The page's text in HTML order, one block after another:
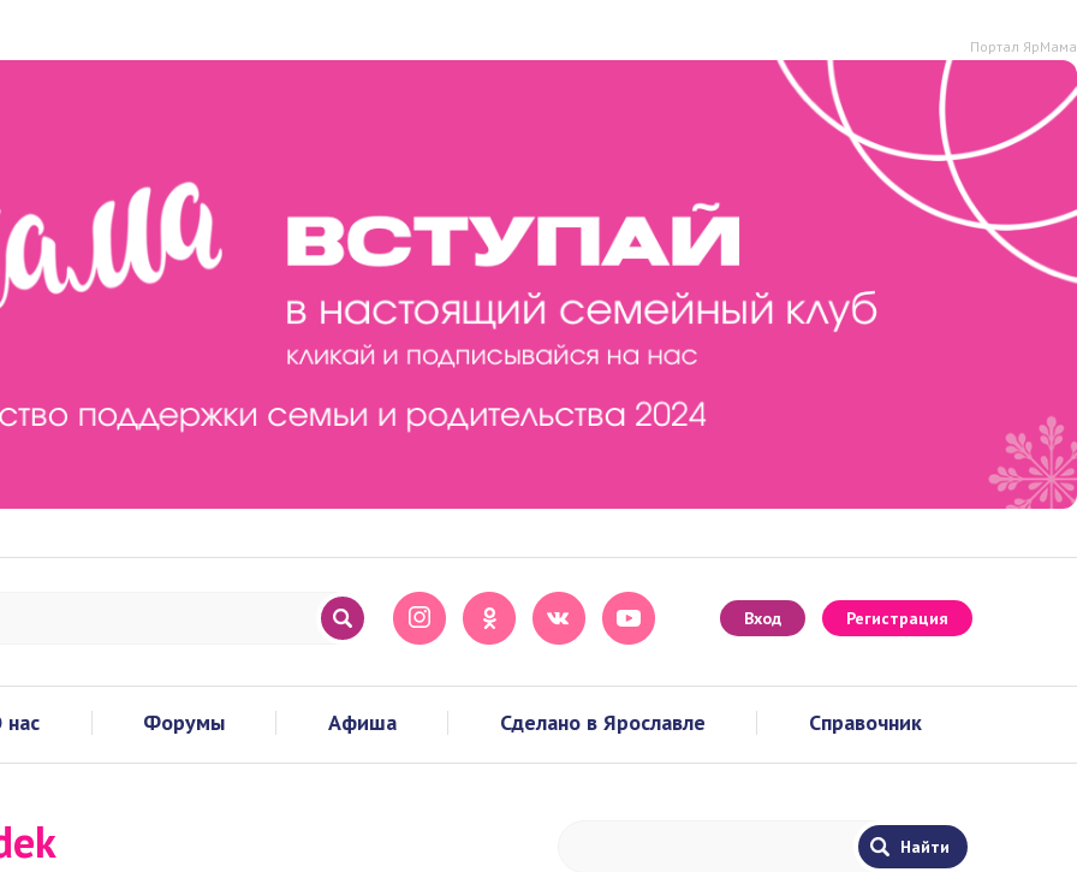
Портал ЯрМама
Вход Регистрация
нас Форумы Афиша Сделано в Ярославле Справочник